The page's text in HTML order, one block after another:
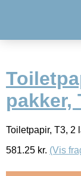
pakker,
Toiletpapir, T3, 2
581.25 kr. (Vis